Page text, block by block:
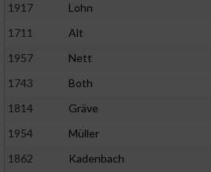
1917
Lohn
1711
Alt
1957
Nett
1743
Both
1814
Gräve
1954
Müller
1862
Kadenbach